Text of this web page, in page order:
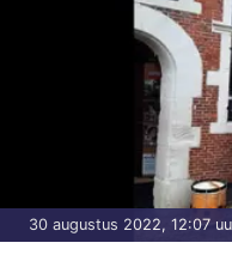
30 augustus 2022, 12:07